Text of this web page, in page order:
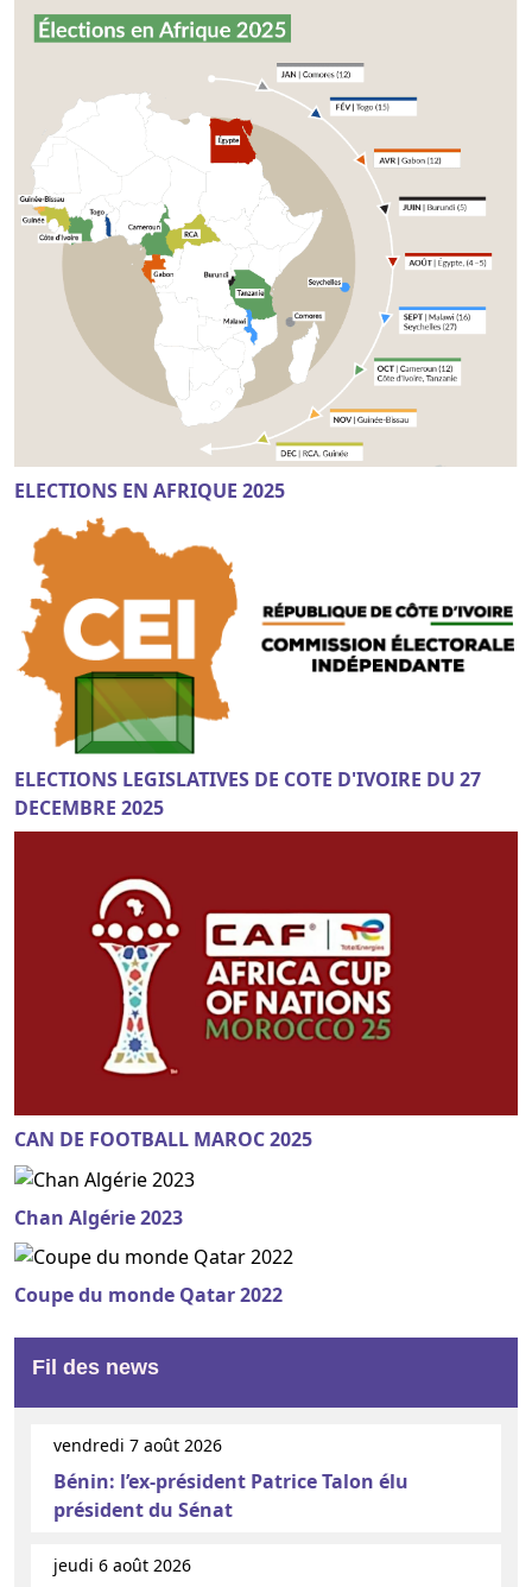
ELECTIONS EN AFRIQUE 2025
ELECTIONS LEGISLATIVES DE COTE D'IVOIRE DU 27
DECEMBRE 2025
CAN DE FOOTBALL MAROC 2025
Chan Algérie 2023
Coupe du monde Qatar 2022
Fil des news
vendredi 7 août 2026
Bénin: l’ex-président Patrice Talon élu
président du Sénat
jeudi 6 août 2026